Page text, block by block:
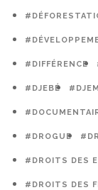
#DIFFÉRENCE
#DJEBÉ
#DROGUE
#DROITS DES
#DROITS DES